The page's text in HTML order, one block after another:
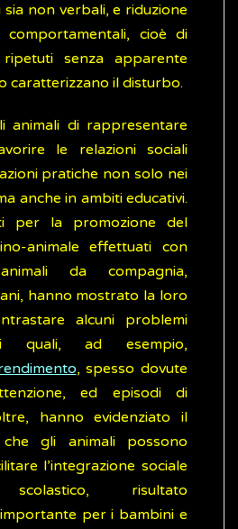
sia non verbali, e riduzione
comportamentali, cioè di
senza apparente
caratterizzano il disturbo.
animali di rappresentare
le relazioni sociali
pratiche non solo nei
anche in ambiti educativi.
per la promozione del
animale effettuati con
da compagnia,
hanno mostrato la loro
alcuni problemi
quali, ad esempio,
, spesso dovute
ed episodi di
hanno evidenziato il
gli animali possono
l’integrazione sociale
scolastico, risultato
per i bambini e